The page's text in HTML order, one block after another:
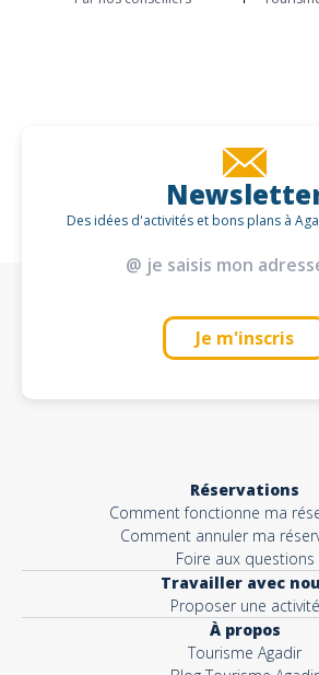
Des idées d'activités et bons plans à
Je m'inscris
Réservations
Comment fonctionne ma
Comment annuler ma
Foire aux questions
Travailler avec
Proposer une activité
À propos
Tourisme Agadir